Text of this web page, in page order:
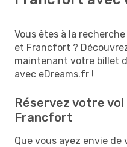
Vous êtes à la
et Francfort ?
maintenant votre billet
avec eDreams.fr !
Réservez votre
Francfort
Que vous ayez envie